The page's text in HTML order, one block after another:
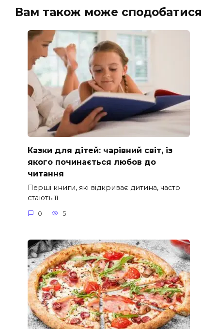
Вам також може сподобатися
Казки для дітей: чарівний світ, із
якого починається любов до
читання
Перші книги, які відкриває дитина, часто
стають її
0 5